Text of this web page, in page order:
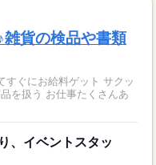
雑貨の検品や書類
すぐにお給料ゲット サクッ
を扱う お仕事たくさんあ
、イベントスタッ